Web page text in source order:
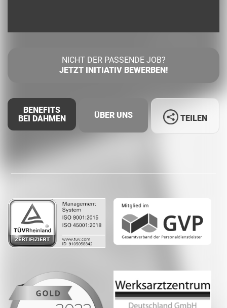
NICHT DER PASSENDE JOB?
JETZT INITIATIV BEWERBEN!
BENEFITS
BEI DAHMEN
ÜBER UNS TEILEN